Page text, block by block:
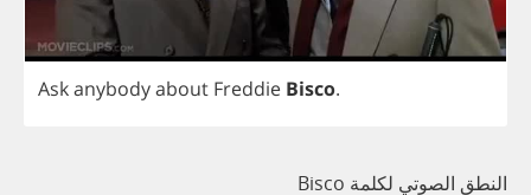
Askanybodyabout Freddie Bisco.
النطق الصوتي لكلمة Bisco